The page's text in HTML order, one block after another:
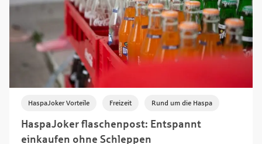
HaspaJoker flaschenpost: Entspannt
einkaufen ohne Schleppen
HaspaJoker Vorteile Freizeit Rund um die Haspa